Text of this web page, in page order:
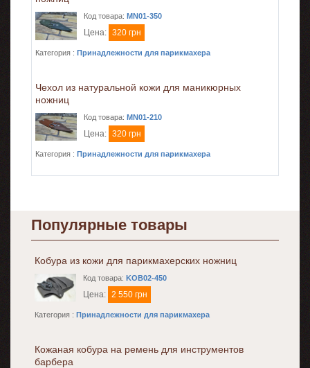
Код товара: MN01-350
Цена: 320 грн
Категория : Принадлежности для парикмахера
Чехол из натуральной кожи для маникюрных
ножниц
Код товара: MN01-210
Цена: 320 грн
Категория : Принадлежности для парикмахера
Популярные товары
Кобура из кожи для парикмахерских ножниц
Код товара: KOB02-450
Цена: 2 550 грн
Категория : Принадлежности для парикмахера
Кожаная кобура на ремень для инструментов
барбера